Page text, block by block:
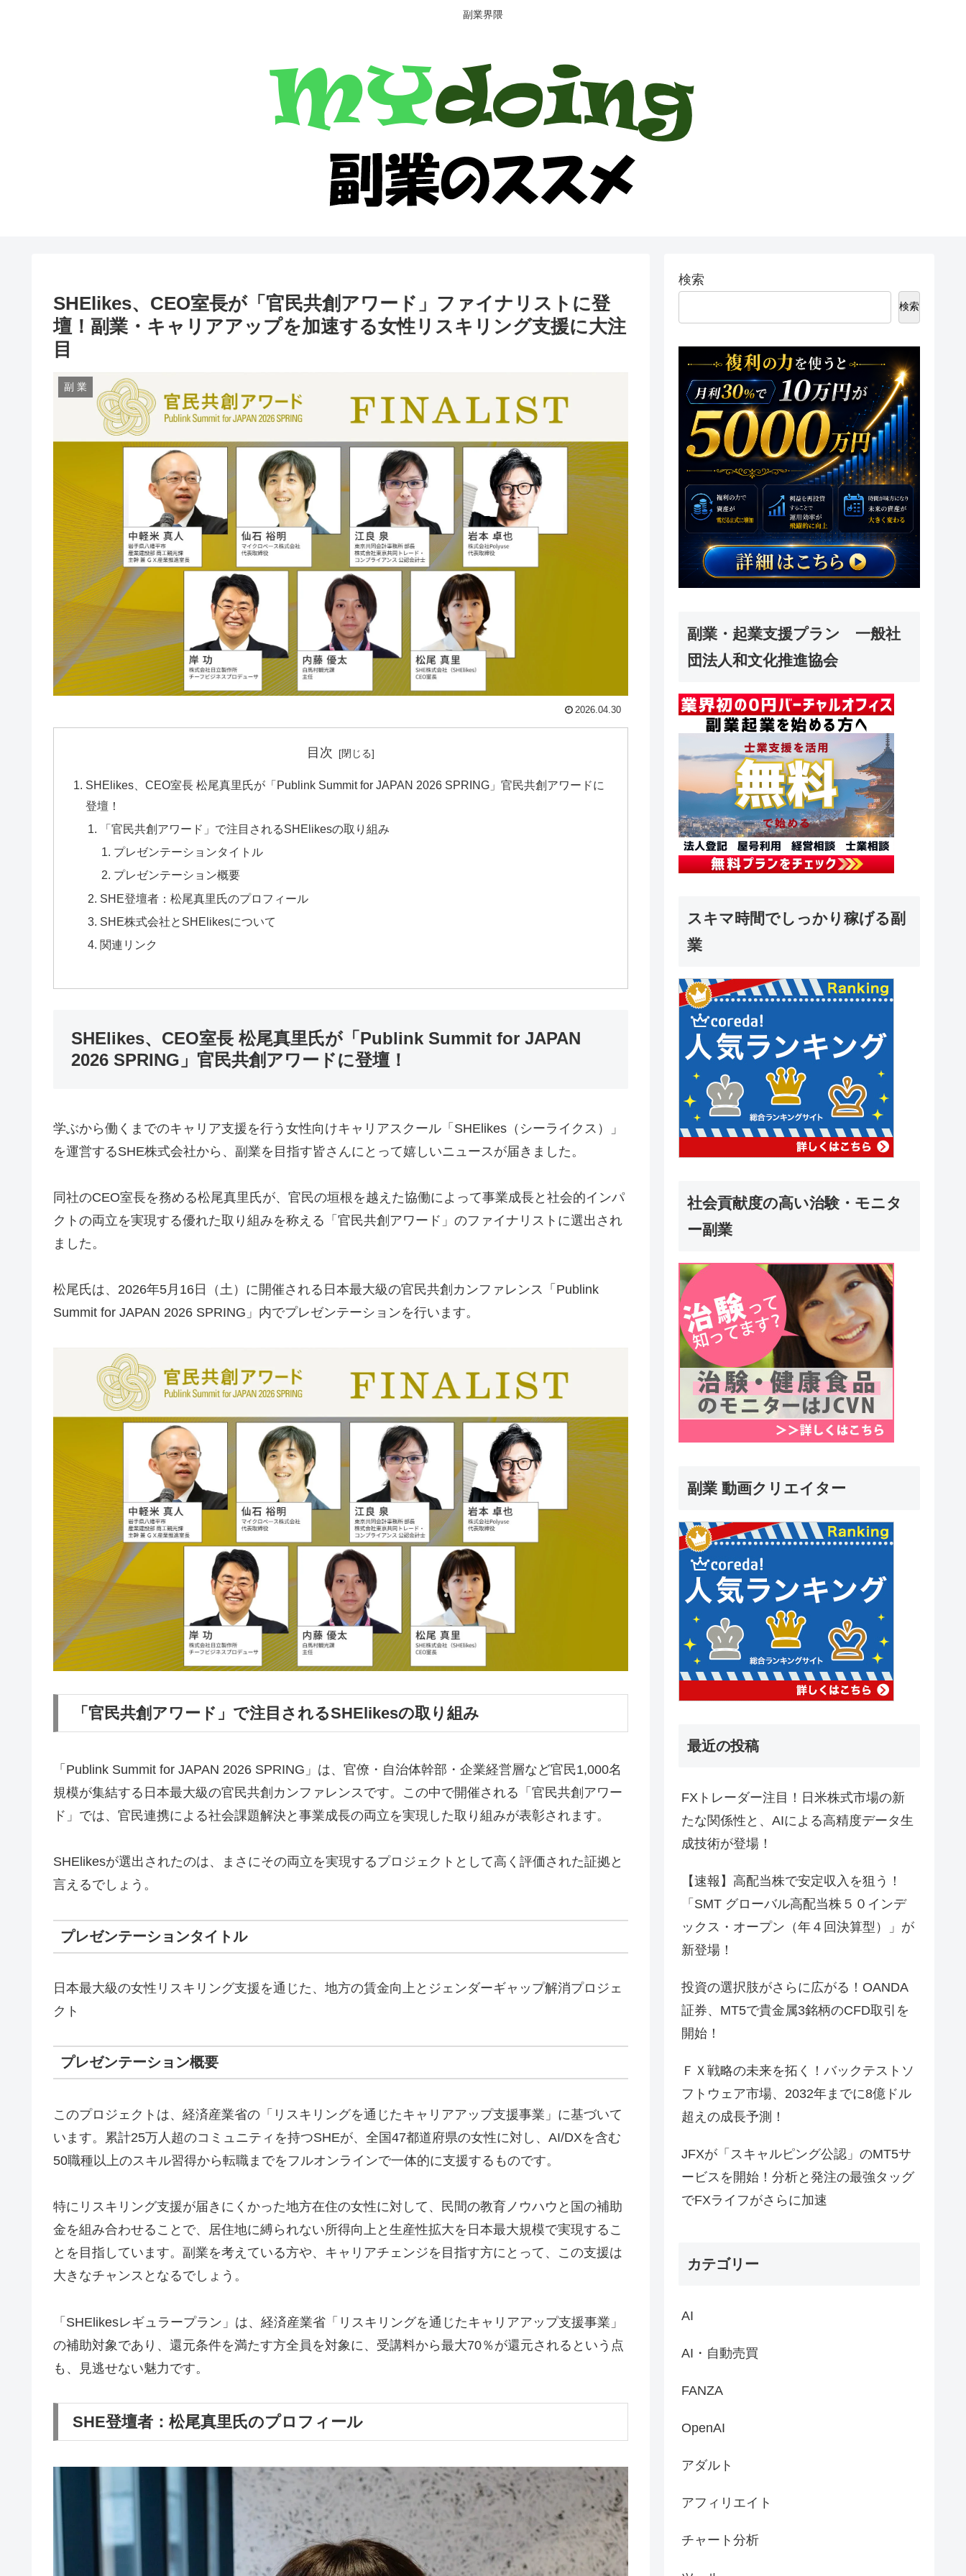
副業界隈
SHElikes、CEO室長が「官民共創アワード」ファイナリストに登
壇！副業・キャリアアップを加速する女性リスキリング支援に大注
目
副 業
2026.04.30
目次
SHElikes、CEO室長 松尾真里氏が「Publink Summit for JAPAN 2026 SPRING」官民共創アワードに
登壇！
「官民共創アワード」で注目されるSHElikesの取り組み
プレゼンテーションタイトル
プレゼンテーション概要
SHE登壇者：松尾真里氏のプロフィール
SHE株式会社とSHElikesについて
関連リンク
SHElikes、CEO室長 松尾真里氏が「Publink Summit for JAPAN
2026 SPRING」官民共創アワードに登壇！
学ぶから働くまでのキャリア支援を行う女性向けキャリアスクール「SHElikes（シーライクス）」
を運営するSHE株式会社から、副業を目指す皆さんにとって嬉しいニュースが届きました。
同社のCEO室長を務める松尾真里氏が、官民の垣根を越えた協働によって事業成長と社会的インパ
クトの両立を実現する優れた取り組みを称える「官民共創アワード」のファイナリストに選出され
ました。
松尾氏は、2026年5月16日（土）に開催される日本最大級の官民共創カンファレンス「Publink
Summit for JAPAN 2026 SPRING」内でプレゼンテーションを行います。
「官民共創アワード」で注目されるSHElikesの取り組み
「Publink Summit for JAPAN 2026 SPRING」は、官僚・自治体幹部・企業経営層など官民1,000名
規模が集結する日本最大級の官民共創カンファレンスです。この中で開催される「官民共創アワー
ド」では、官民連携による社会課題解決と事業成長の両立を実現した取り組みが表彰されます。
SHElikesが選出されたのは、まさにその両立を実現するプロジェクトとして高く評価された証拠と
言えるでしょう。
プレゼンテーションタイトル
日本最大級の女性リスキリング支援を通じた、地方の賃金向上とジェンダーギャップ解消プロジェ
クト
プレゼンテーション概要
このプロジェクトは、経済産業省の「リスキリングを通じたキャリアアップ支援事業」に基づいて
います。累計25万人超のコミュニティを持つSHEが、全国47都道府県の女性に対し、AI/DXを含む
50職種以上のスキル習得から転職までをフルオンラインで一体的に支援するものです。
特にリスキリング支援が届きにくかった地方在住の女性に対して、民間の教育ノウハウと国の補助
金を組み合わせることで、居住地に縛られない所得向上と生産性拡大を日本最大規模で実現するこ
とを目指しています。副業を考えている方や、キャリアチェンジを目指す方にとって、この支援は
大きなチャンスとなるでしょう。
「SHElikesレギュラープラン」は、経済産業省「リスキリングを通じたキャリアアップ支援事業」
の補助対象であり、還元条件を満たす方全員を対象に、受講料から最大70％が還元されるという点
も、見逃せない魅力です。
SHE登壇者：松尾真里氏のプロフィール
検索
検索
副業・起業支援プラン 一般社
団法人和文化推進協会
スキマ時間でしっかり稼げる副
業
社会貢献度の高い治験・モニタ
ー副業
副業 動画クリエイター
最近の投稿
FXトレーダー注目！日米株式市場の新
たな関係性と、AIによる高精度データ生
成技術が登場！
【速報】高配当株で安定収入を狙う！
「SMT グローバル高配当株５０インデ
ックス・オープン（年４回決算型）」が
新登場！
投資の選択肢がさらに広がる！OANDA
証券、MT5で貴金属3銘柄のCFD取引を
開始！
ＦＸ戦略の未来を拓く！バックテストソ
フトウェア市場、2032年までに8億ドル
超えの成長予測！
JFXが「スキャルピング公認」のMT5サ
ービスを開始！分析と発注の最強タッグ
でFXライフがさらに加速
カテゴリー
AI
AI・自動売買
FANZA
OpenAI
アダルト
アフィリエイト
チャート分析